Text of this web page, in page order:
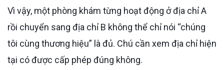
Vì vậy, một phòng khám từng hoạt động ở địa chỉ A
rồi chuyển sang địa chỉ B không thể chỉ nói “chúng
tôi cùng thương hiệu” là đủ. Chú cần xem địa chỉ hiện
tại có được cấp phép đúng không.